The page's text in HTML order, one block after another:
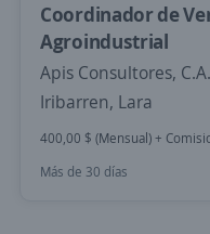
Coordinador de
Agroindustrial
Apis Consultores, C.A.
Iribarren, Lara
400,00 $ (Mensual) +
Más de 30 días